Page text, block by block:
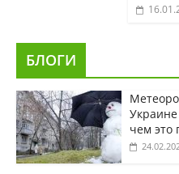
БЛОГИ
Украине
чем это